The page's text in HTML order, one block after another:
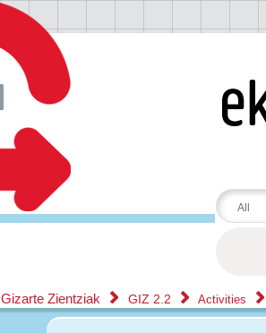
Gizarte Zientziak GIZ 2.2 Activities